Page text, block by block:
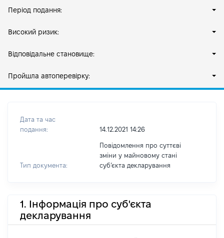
Період подання:
Високий ризик:
Відповідальне становище:
Пройшла автоперевірку:
Дата та час
подання:
14.12.2021 14:26
Тип документа:
Повідомлення про суттєві
зміни у майновому стані
субʼєкта декларування
1. Інформація про суб'єкта
декларування